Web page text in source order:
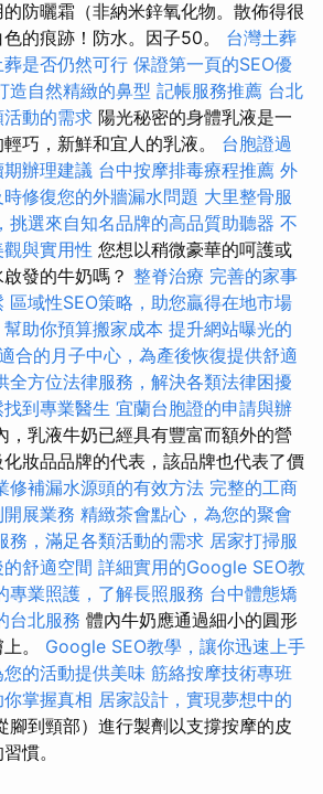
防曬霜（非納米鋅氧化物。散佈得很
的痕跡！防水。因子50。 台灣土葬
是否仍然可行 保證第一頁的SEO優
造自然精緻的鼻型 記帳服務推薦 台北
動的需求 陽光秘密的身體乳液是一
巧，新鮮和宜人的乳液。 台胞證過
辦理建議 台中按摩排毒療程推薦 外
修復您的外牆漏水問題 大里整骨服
挑選來自知名品牌的高品質助聽器 不
與實用性 您想以稍微豪華的呵護或
發的牛奶嗎？ 整脊治療 完善的家事
區域性SEO策略，助您贏得在地市場
助你預算搬家成本 提升網站曝光的
合的月子中心，為產後恢復提供舒適
全方位法律服務，解決各類法律困擾
到專業醫生 宜蘭台胞證的申請與辦
，乳液牛奶已經具有豐富而額外的營
妝品品牌的代表，該品牌也代表了價
修補漏水源頭的有效方法 完整的工商
展業務 精緻茶會點心，為您的聚會
務，滿足各類活動的需求 居家打掃服
舒適空間 詳細實用的Google SEO教
專業照護，了解長照服務 台中體態矯
台北服務 體內牛奶應通過細小的圓形
。 Google SEO教學，讓你迅速上手
的活動提供美味 筋絡按摩技術專班
掌握真相 居家設計，實現夢想中的
腳到頸部）進行製劑以支撐按摩的皮
慣。